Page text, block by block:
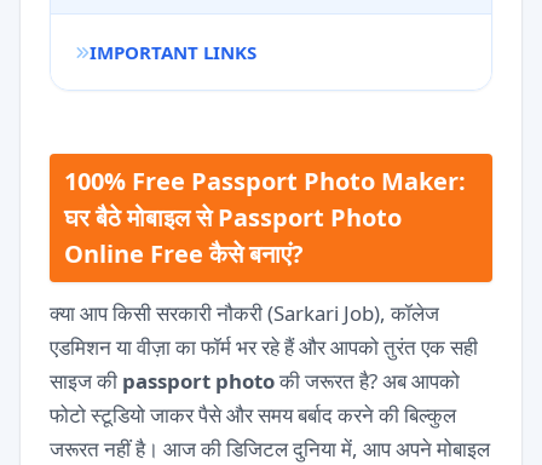
IMPORTANT LINKS
100% Free Passport Photo Maker:
घर बैठे मोबाइल से Passport Photo
Online Free कैसे बनाएं?
क्या आप किसी सरकारी नौकरी (Sarkari Job), कॉलेज
एडमिशन या वीज़ा का फॉर्म भर रहे हैं और आपको तुरंत एक सही
साइज की passport photoकी जरूरत है? अब आपको
फोटो स्टूडियो जाकर पैसे और समय बर्बाद करने की बिल्कुल
जरूरत नहीं है। आज की डिजिटल दुनिया में, आप अपने मोबाइल